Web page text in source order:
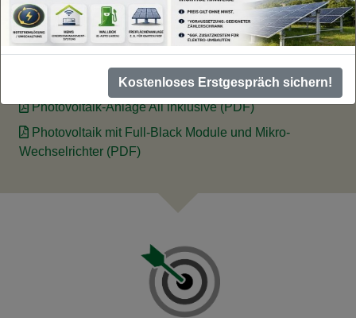
Kostenloses Erstgespräch sichern!
Gutschein für Deine Energiekosten Optimierung
(PDF)
Unternehmen profitieren von … (PDF)
Verbrauch senken mit staatlichen Mitteln (PDF)
Photovoltaik-Anlage All inklusive (PDF)
Photovoltaik mit Full-Black Module und Mikro-
Wechselrichter (PDF)